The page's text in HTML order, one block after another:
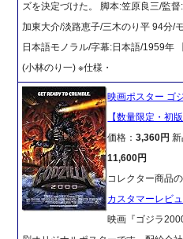
ズを決定づけた。 脚本:笠原良三/監
加東大介/淡路恵子/三木のり平 94分/
日本語モノラル/字幕:日本語/1959年
(小林のり一) ※仕様・
映画ポスター ゴ
【数量限定・初版
価格：3,360円新
11,600円
コレクター商品
カスタマーレビ
映画『ゴジラ